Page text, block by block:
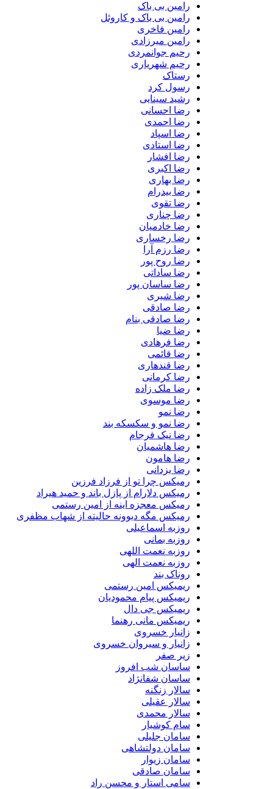
رامین بی باک
رامین بی باک و کاروئل
رامین فاخری
رامین میرزادی
رحیم جوانمردی
رحیم شهریاری
رستاک
رسول کرد
رشید سینایی
رضا احسانی
رضا احمدی
رضا اسپاد
رضا استادی
رضا افشار
رضا اکبری
رضا بهاری
رضا بیدرام
رضا تقوی
رضا چناری
رضا خادمیان
رضا رخساری
رضا رزم آرا
رضا روح پور
رضا ساداتی
رضا ساسان پور
رضا شیری
رضا صادقی
رضا صادقی بنام
رضا ضیا
رضا فرهادی
رضا قائمی
رضا قندهاری
رضا کرمانی
رضا ملک زاده
رضا موسوی
رضا نمو
رضا نمو و سکسکه بند
رضا نیک فرجام
رضا هاشمیان
رضا هامون
رضا یزدانی
رمیکس چرا تو از فرزاد فرزین
رمیکس دلارام از پازل باند و حمید هیراد
رمیکس معجزه اینه از امین رستمی
رمیکس مگه دیوونه حالیته از شهاب مظفری
روزبه اسماعیلی
روزبه بمانی
روزبه نعمت اللهی
روزبه نعمت الهی
روناک بند
ریمیکس امین رستمی
ریمیکس پیام محمودیان
ریمیکس جی دال
ریمیکس مانی رهنما
زانیار خسروی
زانیار و سیروان خسروی
زیر صفر
ساسان شب افروز
ساسان شفانژاد
سالار زنگنه
سالار عقیلی
سالار محمدی
سام کوشیار
سامان جلیلی
سامان دولتشاهی
سامان زیوار
سامان صادقی
سامی استار و محسن راد